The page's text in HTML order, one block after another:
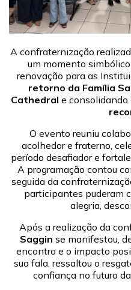
A confraternização
um momento
renovação para as
retorno da Família
Cathedral e
O evento reuniu
acolhedor e fraterno,
período desafiador e
A programação contou
seguida da
participantes puderam
alegria,
Após a realização da
Saggin se manifestou,
encontro e o impacto
sua fala, ressaltou o
confiança no futuro